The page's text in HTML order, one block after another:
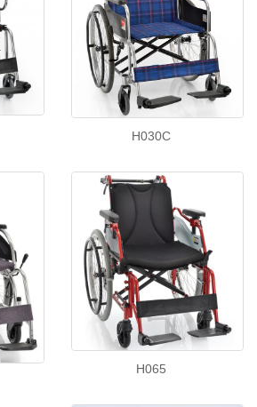
H030C
H065